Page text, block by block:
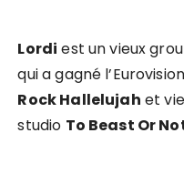
Lordi est un vieux
qui a gagné
Rock Hallelujah et
studio To Beast Or